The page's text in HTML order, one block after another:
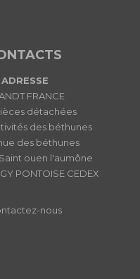
ADRESSE
FRANCE
détachées
des béthunes
des béthunes
ouen l'aumône
PONTOISE CEDEX
nous